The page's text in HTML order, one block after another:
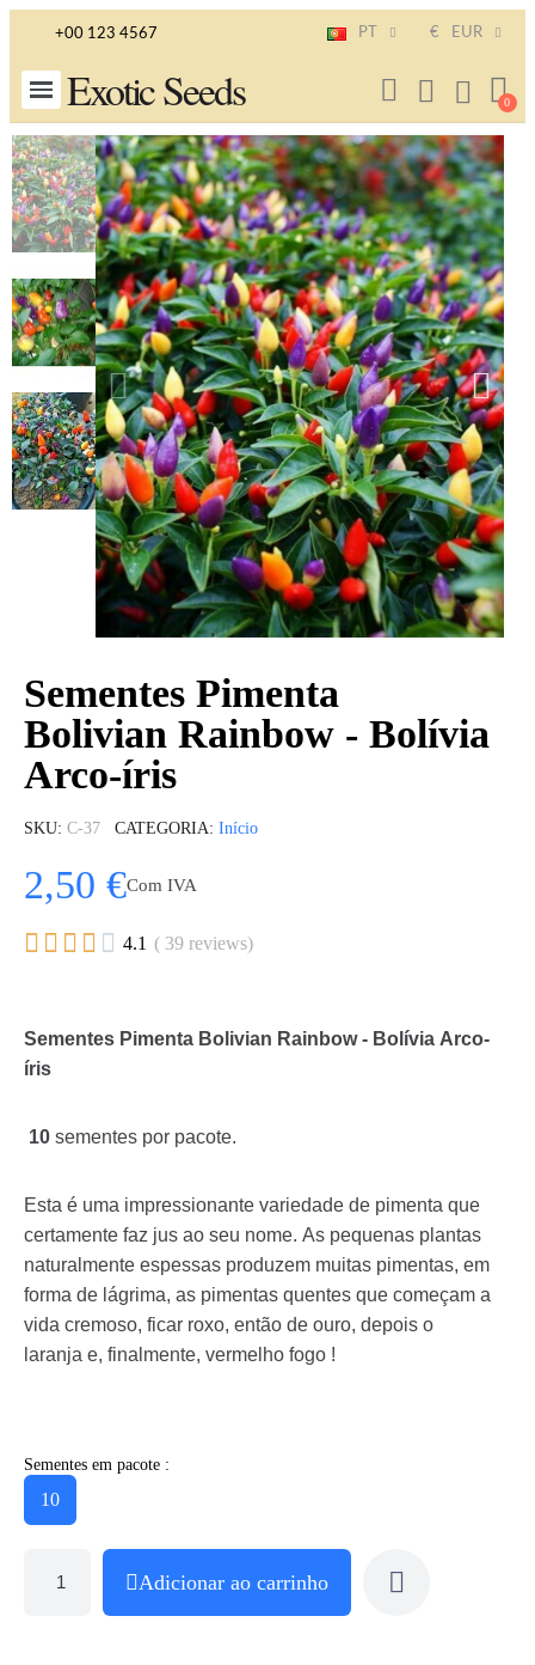
+00 123 4567 PT € EUR
Exotic Seeds
Sementes Pimenta
Bolivian Rainbow - Bolívia
Arco-íris
SKU C-37 CATEGORIA Início
2,50 €Com IVA
     4.1 ( 39 reviews)
Sementes Pimenta Bolivian Rainbow - Bolívia Arco-
íris
10 sementes por pacote.
Esta é uma impressionante variedade de pimenta que
certamente faz jus ao seu nome. As pequenas plantas
naturalmente espessas produzem muitas pimentas, em
forma de lágrima, as pimentas quentes que começam a
vida cremoso, ficar roxo, então de ouro, depois o
laranja e, finalmente, vermelho fogo !
Sementes em pacote :
10
Adicionar ao carrinho